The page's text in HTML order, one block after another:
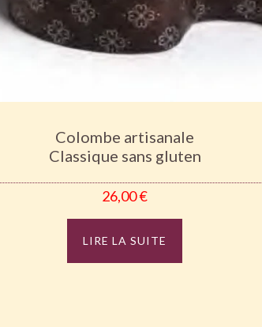
Colombe artisanale
Classique sans gluten
26,00€
LIRE LA SUITE